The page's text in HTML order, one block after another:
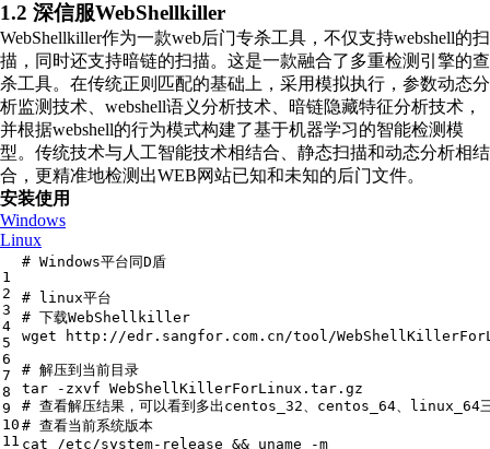
1.2 深信服WebShellkiller
WebShellkiller作为一款web后门专杀工具，不仅支持webshell的扫
描，同时还支持暗链的扫描。这是一款融合了多重检测引擎的查
杀工具。在传统正则匹配的基础上，采用模拟执行，参数动态分
析监测技术、webshell语义分析技术、暗链隐藏特征分析技术，
并根据webshell的行为模式构建了基于机器学习的智能检测模
型。传统技术与人工智能技术相结合、静态扫描和动态分析相结
合，更精准地检测出WEB网站已知和未知的后门文件。
安装使用
Windows
Linux
1
2
3
4
5
6
7
8
9
10
11
# Windows平台同D盾
# linux平台
# 下载WebShellkiller
wget http: //edr.sangfor.com.cn/tool/
# 解压到当前目录
tar -zxvf WebShellKillerForLinux.tar.gz
# 查看解压结果，可以看到多出centos_32、centos_64、linux_64
# 查看当前系统版本
cat /etc/system-release && uname -m